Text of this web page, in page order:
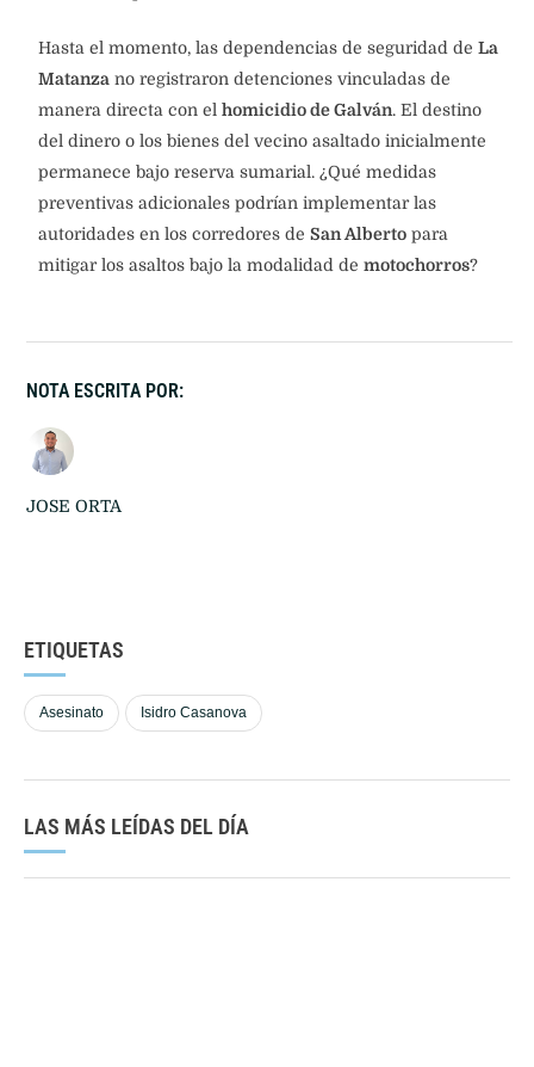
Hasta el momento, las dependencias de seguridad de La
Matanza no registraron detenciones vinculadas de
manera directa con el homicidio de Galván. El destino
del dinero o los bienes del vecino asaltado inicialmente
permanece bajo reserva sumarial. ¿Qué medidas
preventivas adicionales podrían implementar las
autoridades en los corredores de San Alberto para
mitigar los asaltos bajo la modalidad de motochorros?
NOTA ESCRITA POR:
JOSE ORTA
ETIQUETAS
Asesinato Isidro Casanova
LAS MÁS LEÍDAS DEL DÍA